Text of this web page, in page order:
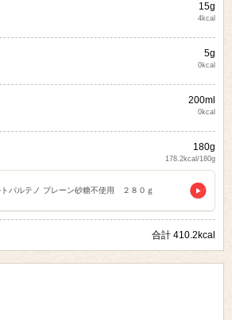
15g
4kcal
5g
0kcal
200ml
0kcal
180g
178.2kcal/180g
トパルテノ プレーン砂糖不使用 ２８０ｇ
合計 410.2kcal